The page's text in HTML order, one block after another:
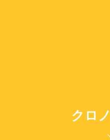
クロ